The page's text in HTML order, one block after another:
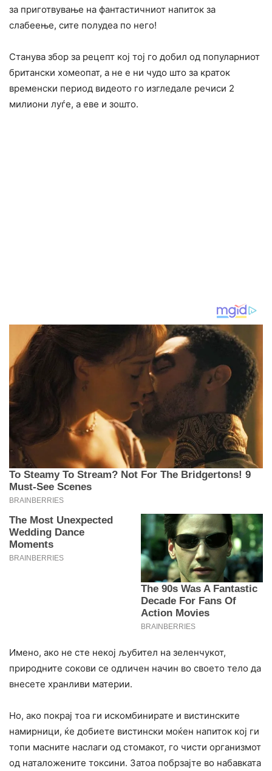
за приготвување на фантастичниот напиток за
слабеење, сите полудеа по него!
Станува збор за рецепт кој тој го добил од популарниот
британски хомеопат, а не е ни чудо што за краток
временски период видеото го изгледале речиси 2
милиони луѓе, а еве и зошто.
Имено, ако не сте некој љубител на зеленчукот,
природните сокови се одличен начин во своето тело да
внесете хранливи материи.
Но, ако покрај тоа ги искомбинирате и вистинските
намирници, ќе добиете вистински моќен напиток кој ги
топи масните наслаги од стомакот, го чисти организмот
од наталожените токсини. Затоа побрзајте во набавката